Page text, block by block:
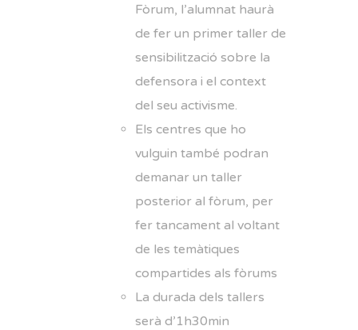
Fòrum, l’alumnat haurà
de fer un primer taller de
sensibilització sobre la
defensora i el context
del seu activisme.
Els centres que ho
vulguin també podran
demanar un taller
posterior al fòrum, per
fer tancament al voltant
de les temàtiques
compartides als fòrums
La durada dels tallers
serà d’1h30min